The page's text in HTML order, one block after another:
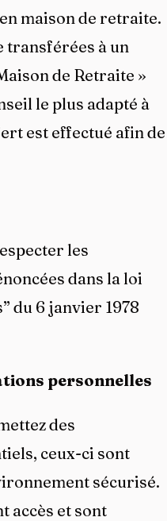
maison de retraite.
transférées à un
de Retraite »
le plus adapté à
est effectué afin de
les
dans la loi
du 6 janvier 1978
personnelles
des
ceux-ci sont
sécurisé.
accès et sont